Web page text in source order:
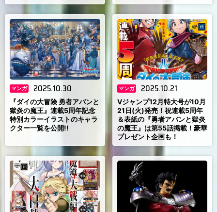
マンガ 2025.10.30
『ダイの大冒険 勇者アバンと
獄炎の魔王』連載5周年記念
特別カラーイラストのキャラ
クター一覧を公開!!
マンガ 2025.10.21
Vジャンプ12月特大号が10月
21日(火)発売！祝連載5周年
＆表紙の『勇者アバンと獄炎
の魔王』は第55話掲載！豪華
プレゼント企画も！